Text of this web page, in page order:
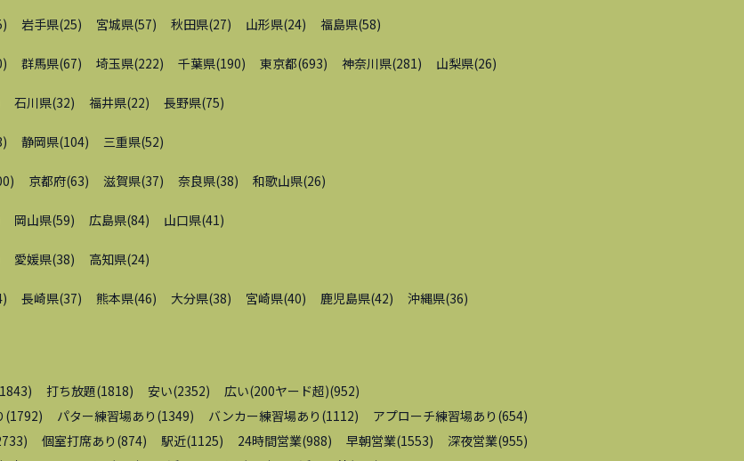
) 岩手県(25) 宮城県(57) 秋田県(27) 山形県(24) 福島県(58)
) 群馬県(67) 埼玉県(222) 千葉県(190) 東京都(693) 神奈川県(281) 山梨県(26)
石川県(32) 福井県(22) 長野県(75)
) 静岡県(104) 三重県(52)
) 京都府(63) 滋賀県(37) 奈良県(38) 和歌山県(26)
岡山県(59) 広島県(84) 山口県(41)
愛媛県(38) 高知県(24)
) 長崎県(37) 熊本県(46) 大分県(38) 宮崎県(40) 鹿児島県(42) 沖縄県(36)
1843) 打ち放題(1818) 安い(2352) 広い(200ヤード超)(952)
(1792) パター練習場あり (1349) バンカー練習場あり (1112) アプローチ練習場あり (654)
) 個室打席あり (874) 駅近(1125) 24時間営業(988) 早朝営業(1553) 深夜営業(955)